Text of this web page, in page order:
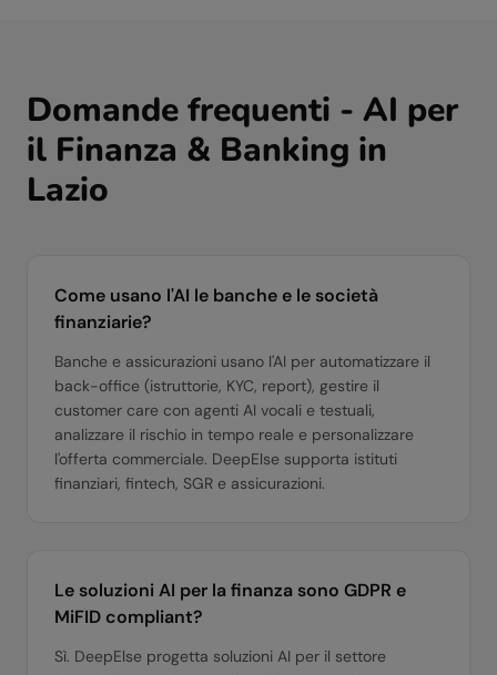
Domande frequenti - AI per
il Finanza & Banking in
Lazio
Come usano l'AI le banche e le società
finanziarie?
Banche e assicurazioni usano l'AI per automatizzare il
back-office (istruttorie, KYC, report), gestire il
customer care con agenti AI vocali e testuali,
analizzare il rischio in tempo reale e personalizzare
l'offerta commerciale. DeepElse supporta istituti
finanziari, fintech, SGR e assicurazioni.
Le soluzioni AI per la finanza sono GDPR e
MiFID compliant?
Sì. DeepElse progetta soluzioni AI per il settore